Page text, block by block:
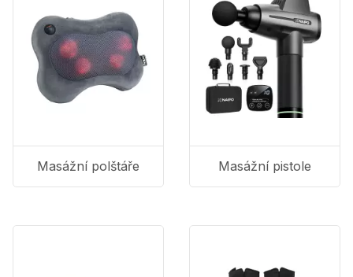
Masážní polštáře Masážní pistole